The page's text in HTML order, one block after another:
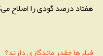
هفتاد درصد گودی را اصلاح
فیلرها چقدر ماندگاری دارند؟